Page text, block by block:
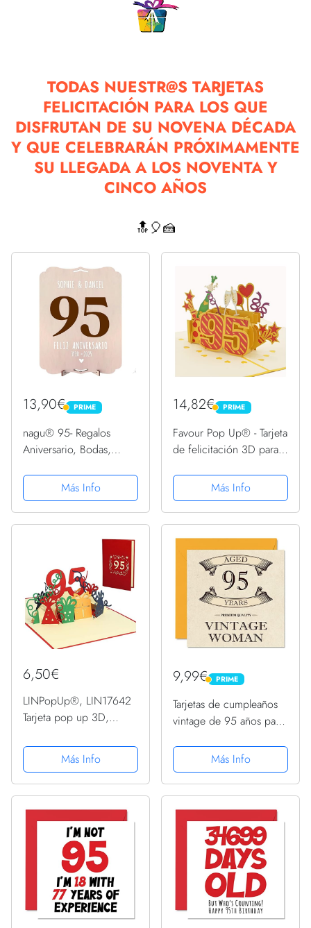
TODAS NUESTR@S TARJETAS
FELICITACIÓN PARA LOS QUE
DISFRUTAN DE SU NOVENA DÉCADA
Y QUE CELEBRARÁN PRÓXIMAMENTE
SU LLEGADA A LOS NOVENTA Y
CINCO AÑOS
🔝🎈🍰
13,90€ PRIME
PRIME
nagu® 95- Regalos
Aniversario, Bodas,
Tarjeta felicitacion o
topper e ideas originales
de decoracion para
Más Info
14,82€ PRIME
PRIME
Favour Pop Up® - Tarjeta
de felicitación 3D para
cubierta en color
dorado, ideal también
para regalo de dinero o
Más Info
6,50€
LINPopUp®, LIN17642
Tarjeta pop up 3D,
pop up de 95 años,
tarjeta de felicitación de
95 años, tarjeta
desplegable de
cumpleaños,...
Más Info
9,99€ PRIME
PRIME
Tarjetas de cumpleaños
vintage de 95 años para
divertida tarjeta de
cumpleaños para mamá,
hermana, esposa,
mmx145...
Más Info